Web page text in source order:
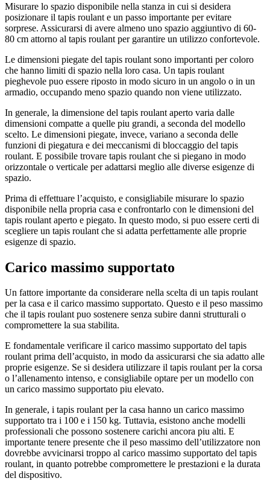
Misurare lo spazio disponibile nella stanza in cui si desidera
posizionare il tapis roulant e un passo importante per evitare
sorprese. Assicurarsi di avere almeno uno spazio aggiuntivo di 60-
80 cm attorno al tapis roulant per garantire un utilizzo confortevole.
Le dimensioni piegate del tapis roulant sono importanti per coloro
che hanno limiti di spazio nella loro casa. Un tapis roulant
pieghevole puo essere riposto in modo sicuro in un angolo o in un
armadio, occupando meno spazio quando non viene utilizzato.
In generale, la dimensione del tapis roulant aperto varia dalle
dimensioni compatte a quelle piu grandi, a seconda del modello
scelto. Le dimensioni piegate, invece, variano a seconda delle
funzioni di piegatura e dei meccanismi di bloccaggio del tapis
roulant. E possibile trovare tapis roulant che si piegano in modo
orizzontale o verticale per adattarsi meglio alle diverse esigenze di
spazio.
Prima di effettuare l’acquisto, e consigliabile misurare lo spazio
disponibile nella propria casa e confrontarlo con le dimensioni del
tapis roulant aperto e piegato. In questo modo, si puo essere certi di
scegliere un tapis roulant che si adatta perfettamente alle proprie
esigenze di spazio.
Carico massimo supportato
Un fattore importante da considerare nella scelta di un tapis roulant
per la casa e il carico massimo supportato. Questo e il peso massimo
che il tapis roulant puo sostenere senza subire danni strutturali o
compromettere la sua stabilita.
E fondamentale verificare il carico massimo supportato del tapis
roulant prima dell’acquisto, in modo da assicurarsi che sia adatto alle
proprie esigenze. Se si desidera utilizzare il tapis roulant per la corsa
o l’allenamento intenso, e consigliabile optare per un modello con
un carico massimo supportato piu elevato.
In generale, i tapis roulant per la casa hanno un carico massimo
supportato tra i 100 e i 150 kg. Tuttavia, esistono anche modelli
professionali che possono sostenere carichi ancora piu alti. E
importante tenere presente che il peso massimo dell’utilizzatore non
dovrebbe avvicinarsi troppo al carico massimo supportato del tapis
roulant, in quanto potrebbe compromettere le prestazioni e la durata
del dispositivo.